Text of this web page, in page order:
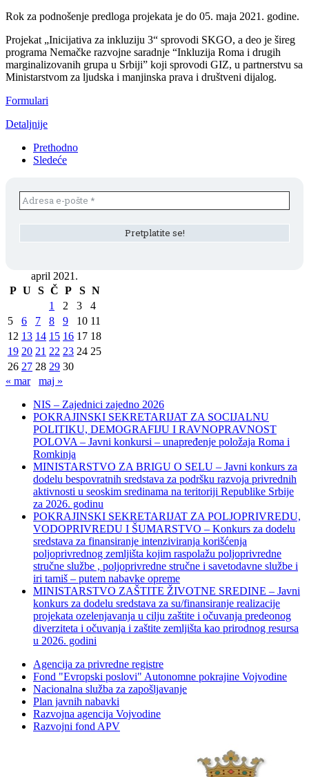
Rok za podnošenje predloga projekata je do 05. maja 2021. godine.
Projekat „Inicijativa za inkluziju 3“ sprovodi SKGO, a deo je šireg
programa Nemačke razvojne saradnje “Inkluzija Roma i drugih
marginalizovanih grupa u Srbiji” koji sprovodi GIZ, u partnerstvu sa
Ministarstvom za ljudska i manjinska prava i društveni dijalog.
Formulari
Detaljnije
Prethodno
Sledeće
april 2021.
P U S Č P S N
1
2 3
4
5
6 7 8 9 10 11
12 13 14 15 16 17 18
19 20 21 22 23 24 25
26 27 28 29 30
« mar
maj »
NIS – Zajednici zajedno 2026
POKRAJINSKI SEKRETARIJAT ZA SOCIJALNU
POLITIKU, DEMOGRAFIJU I RAVNOPRAVNOST
POLOVA – Javni konkursi – unapređenje položaja Roma i
Romkinja
MINISTARSTVO ZA BRIGU O SELU – Javni konkurs za
dodelu bespovratnih sredstava za podršku razvoja privrednih
aktivnosti u seoskim sredinama na teritoriji Republike Srbije
za 2026. godinu
POKRAJINSKI SEKRETARIJAT ZA POLJOPRIVREDU,
VODOPRIVREDU I ŠUMARSTVO – Konkurs za dodelu
sredstava za finansiranje intenziviranja korišćenja
poljoprivrednog zemljišta kojim raspolažu poljoprivredne
stručne službe , poljoprivredne stručne i savetodavne službe i
iri tamiš ‒ putem nabavke opreme
MINISTARSTVO ZAŠTITE ŽIVOTNE SREDINE – Javni
konkurs za dodelu sredstava za su/finansiranje realizacije
projekata ozelenjavanja u cilju zaštite i očuvanja predeonog
diverziteta i očuvanja i zaštite zemljišta kao prirodnog resursa
u 2026. godini
Agencija za privredne registre
Fond "Evropski poslovi" Autonomne pokrajine Vojvodine
Nacionalna služba za zapošljavanje
Plan javnih nabavki
Razvojna agencija Vojvodine
Razvojni fond APV